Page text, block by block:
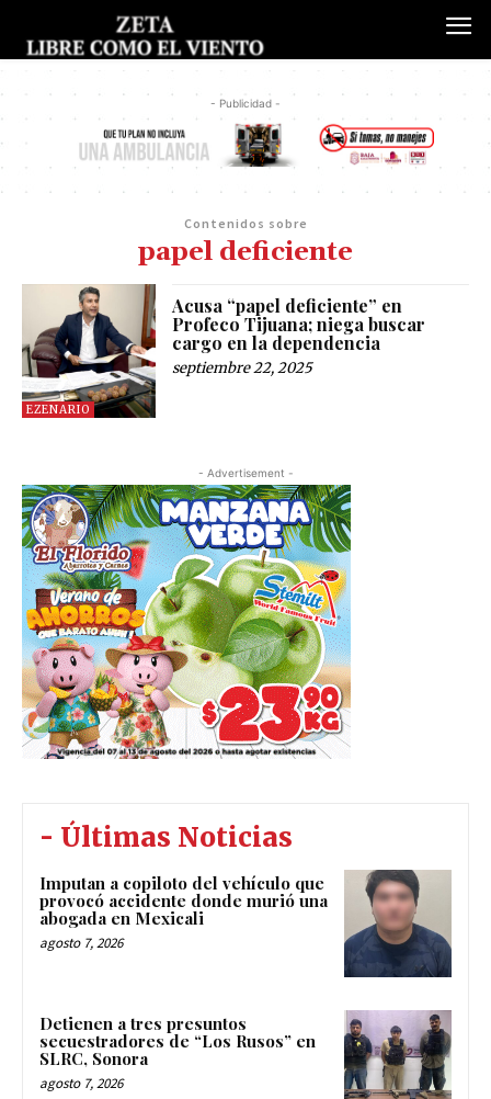
- Publicidad -
Contenidos sobre
papel deficiente
EZENARIO
Acusa “papel deficiente” en
Profeco Tijuana; niega buscar
cargo en la dependencia
septiembre 22, 2025
- Advertisement -
- Últimas Noticias
Imputan a copiloto del vehículo que
provocó accidente donde murió una
abogada en Mexicali
agosto 7, 2026
Detienen a tres presuntos
secuestradores de “Los Rusos” en
SLRC, Sonora
agosto 7, 2026